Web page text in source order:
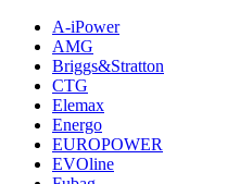
A-iPower
AMG
Briggs&Stratton
CTG
Elemax
Energo
EUROPOWER
EVOline